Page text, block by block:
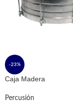
-23%
Caja Madera
Percusión